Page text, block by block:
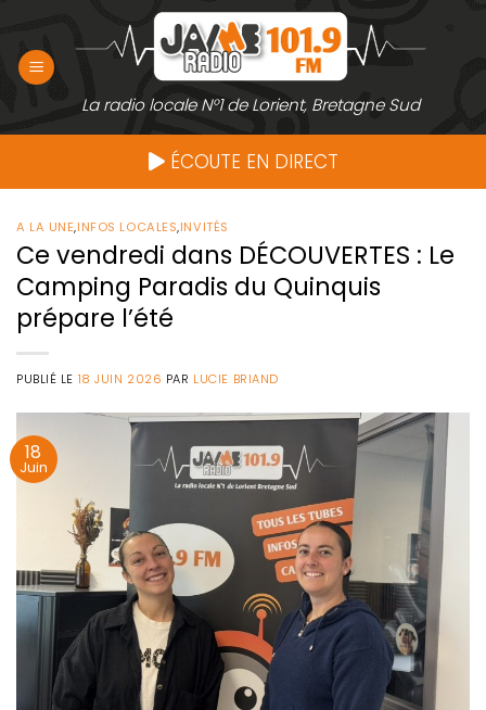
contenu
La radio locale N°1 de Lorient, Bretagne Sud
ÉCOUTE EN DIRECT
A LA UNE,INFOS LOCALES,INVITÉS
Ce vendredi dans DÉCOUVERTES : Le
Camping Paradis du Quinquis
prépare l’été
PUBLIÉ LE 18 JUIN 2026 PAR LUCIE BRIAND
18
Juin